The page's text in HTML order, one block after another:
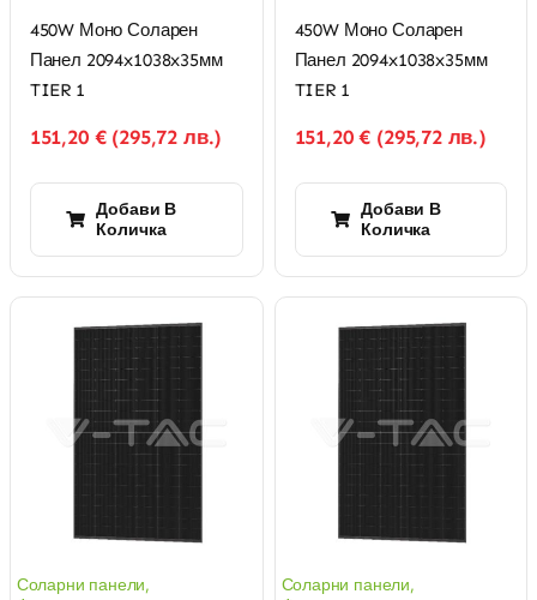
450W Моно Соларен
Панел 2094x1038x35мм
TIER 1
151,20 € (295,72 лв.)
Добави В
Количка
450W Моно Соларен
Панел 2094x1038x35мм
TIER 1
151,20€ (295,72 лв.)
Добави В
Количка
Соларни панели,
Соларни панели,